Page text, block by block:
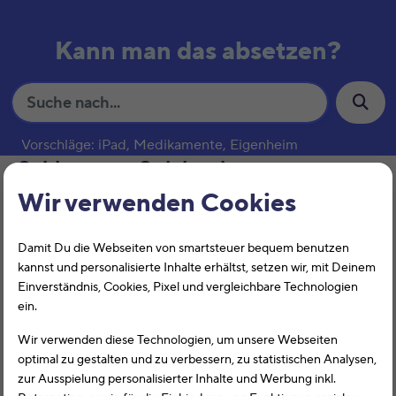
Wir verwenden Cookies
Damit Du die Webseiten von smartsteuer bequem benutzen
kannst und personalisierte Inhalte erhältst, setzen wir, mit Deinem
Einverständnis, Cookies, Pixel und vergleichbare Technologien
ein.
Wir verwenden diese Technologien, um unsere Webseiten
optimal zu gestalten und zu verbessern, zu statistischen Analysen,
zur Ausspielung personalisierter Inhalte und Werbung inkl.
Kann man das absetzen?
S
u
h
Vorschläge: iPad, Medikamente, Eigenheim
Schlagwort:Spielsachen
Kinderbetreuungskosten
Kinderbetreuungskosten können unter